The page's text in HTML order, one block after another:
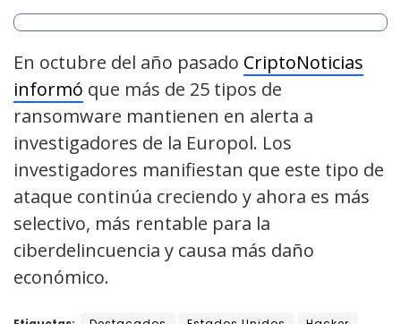
En octubre del año pasado CriptoNoticias
informó que más de 25 tipos de
ransomware mantienen en alerta a
investigadores de la Europol. Los
investigadores manifiestan que este tipo de
ataque continúa creciendo y ahora es más
selectivo, más rentable para la
ciberdelincuencia y causa más daño
económico.